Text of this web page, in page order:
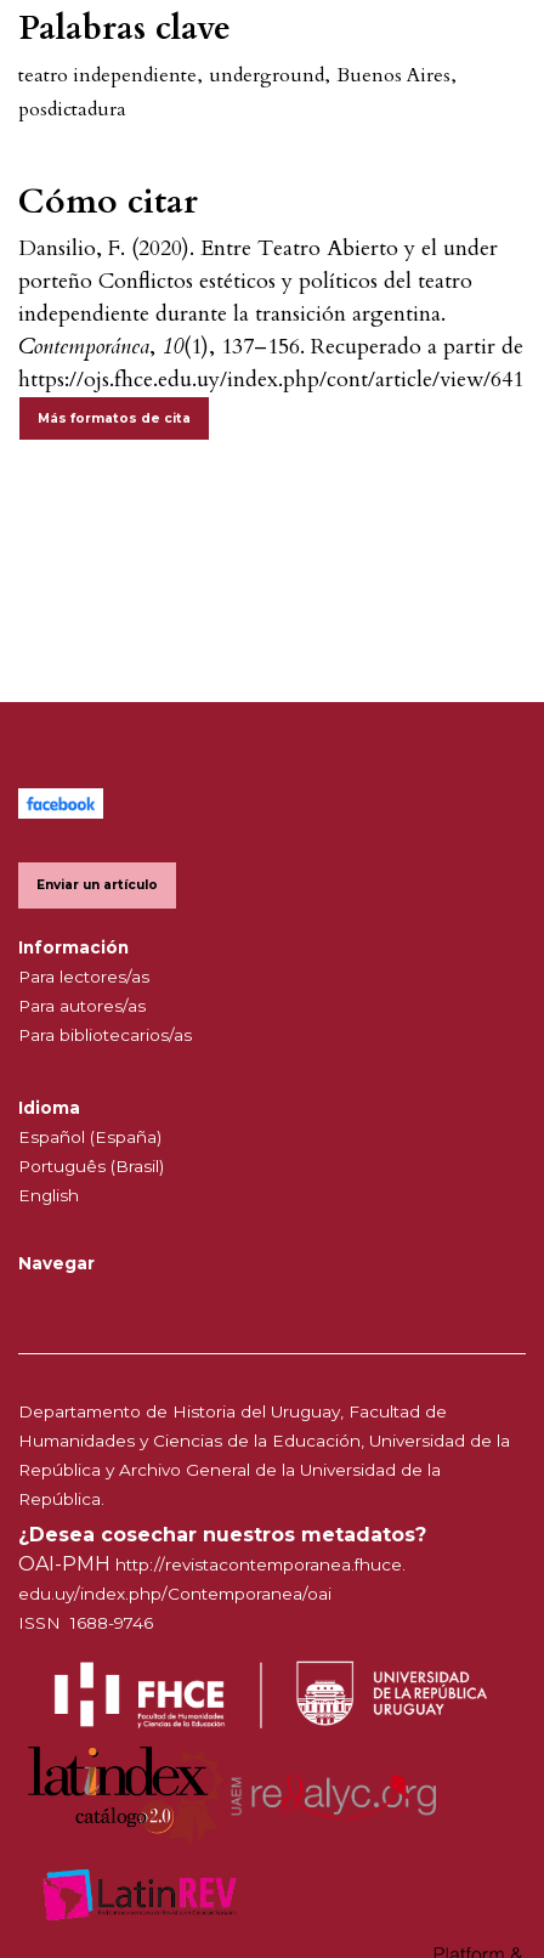
Palabras clave
teatro independiente, underground, Buenos Aires,
posdictadura
Cómo citar
Dansilio, F. (2020). Entre Teatro Abierto y el under
porteño Conflictos estéticos y políticos del teatro
independiente durante la transición argentina.
Contemporánea, 10(1), 137–156. Recuperado a partir de
https://ojs.fhce.edu.uy/index.php/cont/article/view/641
Más formatos de cita
Enviar un artículo
Información
Para lectores/as
Para autores/as
Para bibliotecarios/as
Idioma
Español (España)
Português (Brasil)
English
Navegar
Departamento de Historia del Uruguay, Facultad de
Humanidades y Ciencias de la Educación, Universidad de la
República y Archivo General de la Universidad de la
República.
¿Desea cosechar nuestros metadatos?
OAI-PMH http://revistacontemporanea.fhuce.
edu.uy/index.php/Contemporanea/oai
ISSN 1688-9746